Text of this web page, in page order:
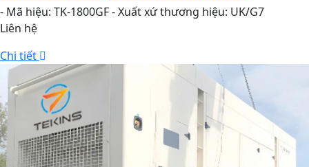
- Mã hiệu: TK-1800GF - Xuất xứ thương hiệu: UK/G7
Liên hệ
Chi tiết